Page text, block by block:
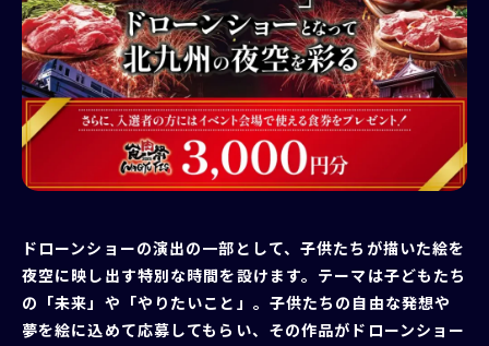
ドローンショーの演出の一部として、子供たちが描いた絵を
夜空に映し出す特別な時間を設けます。テーマは子どもたち
の「未来」や「やりたいこと」。子供たちの自由な発想や
夢を絵に込めて応募してもらい、その作品がドローンショー